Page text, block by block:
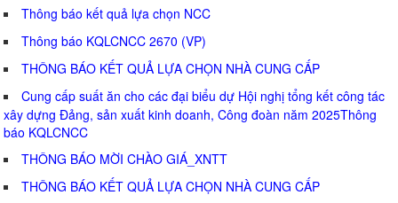
Thông báo kết quả lựa chọn NCC
Thông báo KQLCNCC 2670 (VP)
THÔNG BÁO KẾT QUẢ LỰA CHỌN NHÀ CUNG CẤP
Cung cấp suất ăn cho các đại biểu dự Hội nghị tổng kết công tác
xây dựng Đảng, sản xuất kinh doanh, Công đoàn năm 2025Thông
báo KQLCNCC
THÔNG BÁO MỜI CHÀO GIÁ_XNTT
THÔNG BÁO KẾT QUẢ LỰA CHỌN NHÀ CUNG CẤP